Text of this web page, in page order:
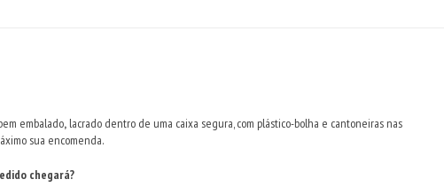
embalado, lacrado dentro de uma caixa segura, com plástico-bolha e cantoneiras nas
sua encomenda.
chegará?